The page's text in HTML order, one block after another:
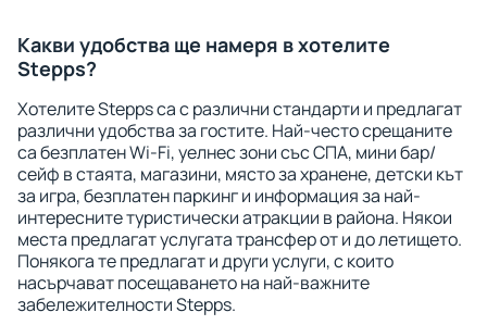
Какви удобства ще намеря в хотелите
Stepps?
Хотелите Stepps са с различни стандарти и предлагат
различни удобства за гостите. Най-често срещаните
са безплатен Wi-Fi, уелнес зони със СПА, мини бар/
сейф в стаята, магазини, място за хранене, детски кът
за игра, безплатен паркинг и информация за най-
интересните туристически атракции в района. Някои
места предлагат услугата трансфер от и до летището.
Понякога те предлагат и други услуги, с които
насърчават посещаването на най-важните
забележителности Stepps.